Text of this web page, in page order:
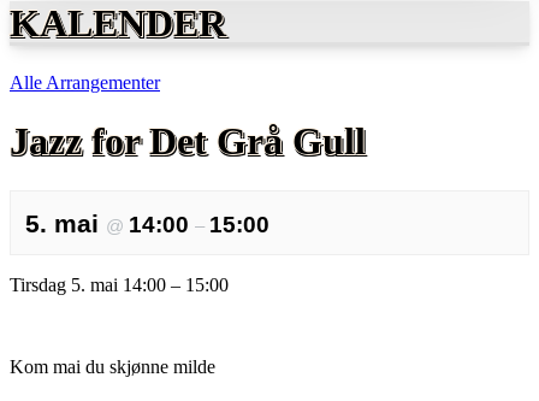
KALENDER
Alle Arrangementer
Jazz for Det Grå Gull
5. mai @ 14:00 – 15:00
Tirsdag 5. mai 14:00 – 15:00
Kom mai du skjønne milde